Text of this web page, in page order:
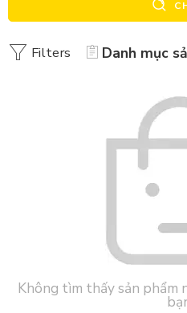
Filters Danh mục
Không tìm thấy sản phẩm